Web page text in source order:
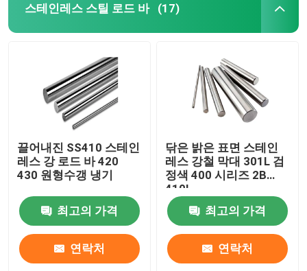
스테인레스 스틸 로드 바 (17)
끌어내진 SS410 스테인
레스 강 로드 바 420
430 원형수갱 냉기
최고의 가격
연락처
닦은 밝은 표면 스테인
레스 강철 막대 301L 검
정색 400 시리즈 2B
410L
최고의 가격
연락처